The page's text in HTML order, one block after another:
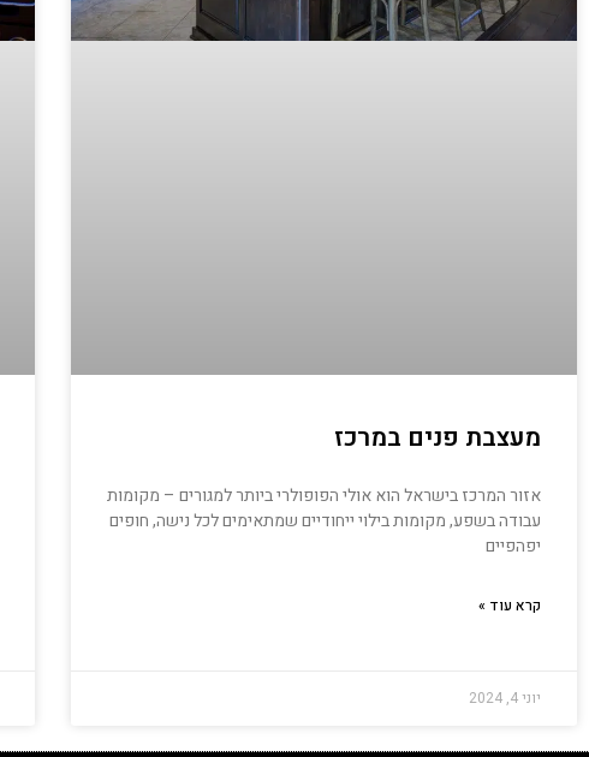
מעצבת פנים במרכז
אזור המרכז בישראל הוא אולי הפופולרי ביותר למגורים – מקומות
עבודה בשפע, מקומות בילוי ייחודיים שמתאימים לכל נישה, חופים
יפהפיים
קרא עוד »
יוני 4, 2024